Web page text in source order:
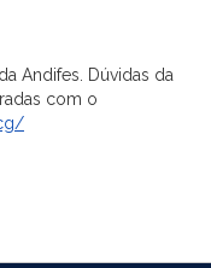
Andifes. Dúvidas da
com o